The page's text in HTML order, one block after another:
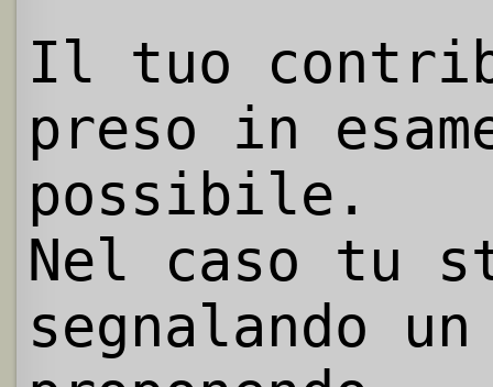
Il tuo
preso in
possibile.
Nel caso tu
segnalando